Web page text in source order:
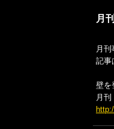
月
月
記事
壁を
月